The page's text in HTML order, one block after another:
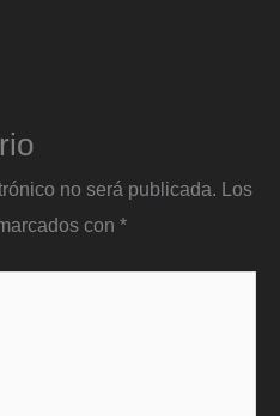
no será publicada. Los
con *